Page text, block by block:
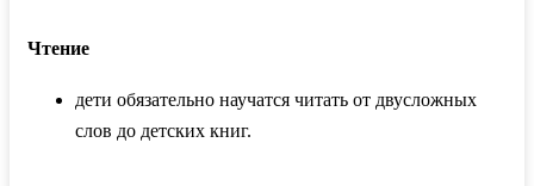
Чтение
дети обязательно научатся читать от двусложных
слов до детских книг.